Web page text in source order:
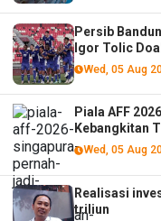
Persib
Igor Tolic
Wed, 05 Aug
Piala AFF
Kebangkitan
Wed, 05 Aug
Realisasi
triliun